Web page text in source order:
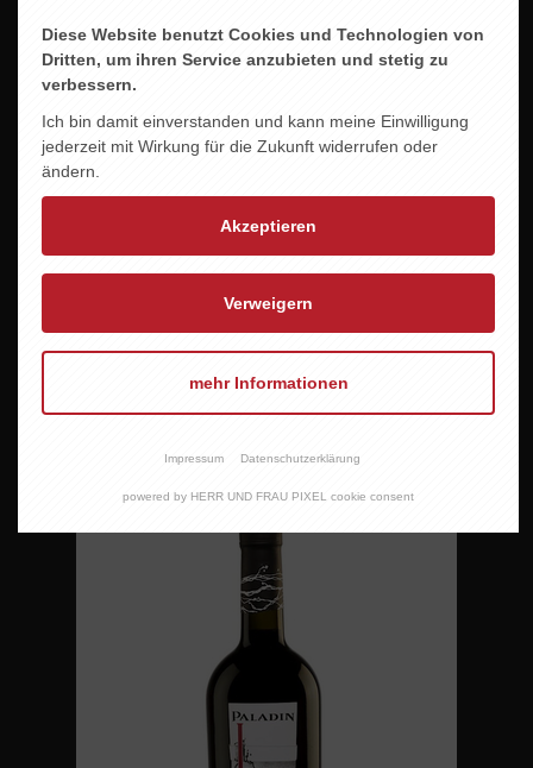
9,95 EUR
Diese Website benutzt Cookies und Technologien von
Dritten, um ihren Service anzubieten und stetig zu
verbessern.
Ich bin damit einverstanden und kann meine Einwilligung
jederzeit mit Wirkung für die Zukunft widerrufen oder
ändern.
Akzeptieren
Verweigern
mehr Informationen
Impressum Datenschutzerklärung
powered by HERR UND FRAU PIXEL cookie consent